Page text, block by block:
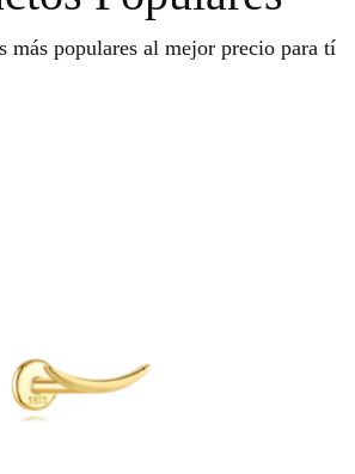
más populares al mejor precio para tí